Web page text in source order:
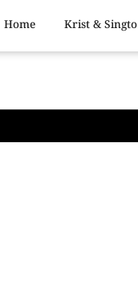
Home Krist & Singto